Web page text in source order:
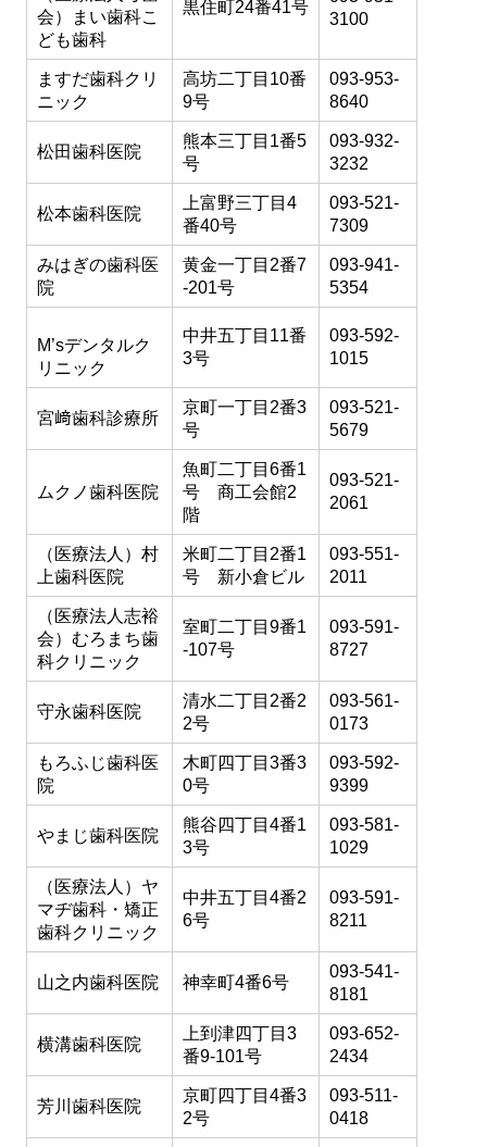
会）まい歯科こ
ども歯科
黒住町24番41号
3100
ますだ歯科クリ
ニック
高坊二丁目10番
9号
093-953-
8640
松田歯科医院
熊本三丁目1番5
号
093-932-
3232
松本歯科医院
上富野三丁目4
番40号
093-521-
7309
みはぎの歯科医
院
黄金一丁目2番7
-201号
093-941-
5354
M’sデンタルク
リニック
中井五丁目11番
3号
093-592-
1015
宮﨑歯科診療所
京町一丁目2番3
号
093-521-
5679
ムクノ歯科医院
魚町二丁目6番1
号 商工会館2
階
093-521-
2061
（医療法人）村
上歯科医院
米町二丁目2番1
号 新小倉ビル
093-551-
2011
（医療法人志裕
会）むろまち歯
科クリニック
室町二丁目9番1
-107号
093-591-
8727
守永歯科医院
清水二丁目2番2
2号
093-561-
0173
もろふじ歯科医
院
木町四丁目3番3
0号
093-592-
9399
やまじ歯科医院
熊谷四丁目4番1
3号
093-581-
1029
（医療法人）ヤ
マヂ歯科・矯正
歯科クリニック
中井五丁目4番2
6号
093-591-
8211
山之内歯科医院 神幸町4番6号
093-541-
8181
横溝歯科医院
上到津四丁目3
番9-101号
093-652-
2434
芳川歯科医院
京町四丁目4番3
2号
093-511-
0418